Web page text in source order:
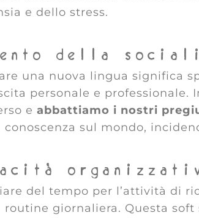
e dello stress.
della
una nuova lingua significa
personale e
e abbattiamo i nostri
conoscenza sul mondo,
del tempo per l’attività di
routine giornaliera. Questa